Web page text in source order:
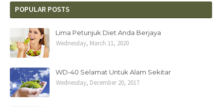
POPULAR POSTS
Lima Petunjuk Diet Anda Berjaya
Wednesday, March 11, 2020
WD-40 Selamat Untuk Alam Sekitar
Wednesday, December 20, 2017